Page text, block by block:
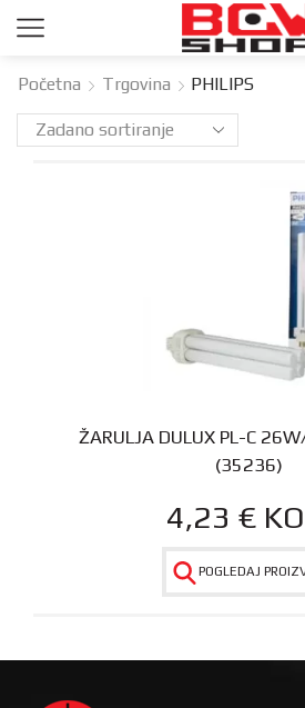
Početna Trgovina PHILIPS
ŽARULJA DULUX PL-C
(35236)
4,23 €
POGLEDAJ